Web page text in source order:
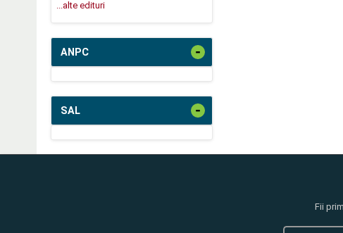
...alte edituri
ANPC -
SAL -
Fii